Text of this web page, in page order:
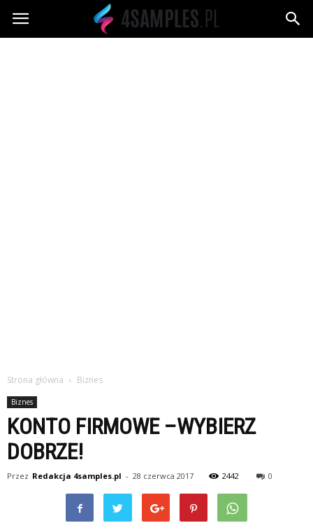
4samples.pl
Strona główna Biznes
Biznes
KONTO FIRMOWE –WYBIERZ
DOBRZE!
Przez Redakcja 4samples.pl - 28 czerwca 2017 2442 0